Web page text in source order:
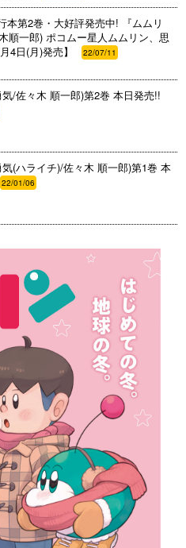
本第2巻・大好評発売中! 『ムムリ
順一郎) ポコムー星人ムムリン、思
4日(月)発売】
22/07/11
気/佐々木 順一郎)第2巻 本日発売!!
気(ハライチ)/佐々木 順一郎)第1巻 本
22/01/06